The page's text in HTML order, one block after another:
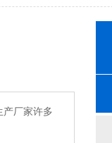
产厂家许多